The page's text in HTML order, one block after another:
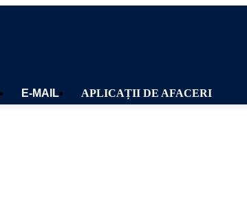
E-MAIL APLICAȚII DE AFACERI